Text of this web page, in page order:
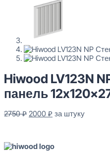
Hiwood LV123N
панель
2750₽ Первоначальная
2000 ₽ Текущая
за штуку